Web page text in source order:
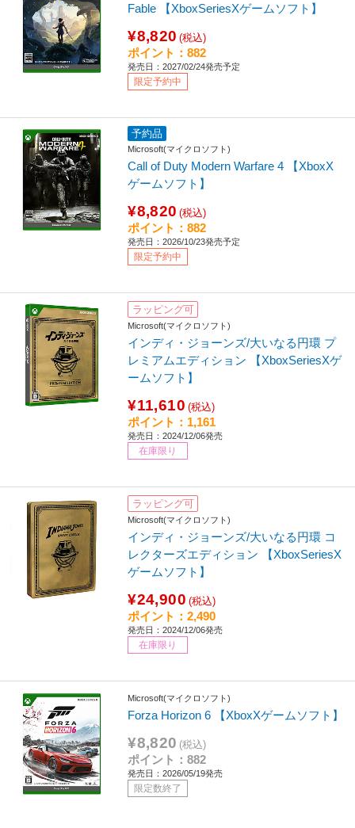
Fable 【XboxSeriesXゲームソフト】
¥8,820 (税込)
ポイント：882
発売日：2027/02/24発売予定
限定予約中
予約品
Microsoft(マイクロソフト)
Call of Duty Modern Warfare 4 【XboxX
ゲームソフト】
¥8,820 (税込)
ポイント：882
発売日：2026/10/23発売予定
限定予約中
ラッピング可
Microsoft(マイクロソフト)
インディ・ジョーンズ/大いなる円環 プ
レミアムエディション 【XboxSeriesXゲ
ームソフト】
¥11,610 (税込)
ポイント：1,161
発売日：2024/12/06発売
在庫限り
ラッピング可
Microsoft(マイクロソフト)
インディ・ジョーンズ/大いなる円環 コ
レクターズエディション 【XboxSeriesX
ゲームソフト】
¥24,900 (税込)
ポイント：2,490
発売日：2024/12/06発売
在庫限り
Microsoft(マイクロソフト)
Forza Horizon 6 【XboxXゲームソフト】
¥8,820 (税込)
ポイント：882
発売日：2026/05/19発売
限定数終了